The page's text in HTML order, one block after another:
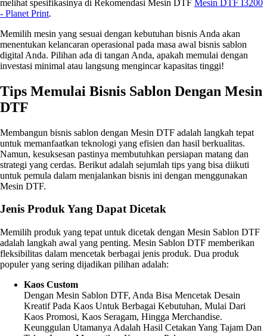
melihat spesifikasinya di Rekomendasi Mesin DTF Mesin DTF I3200
- Planet Print.
Memilih mesin yang sesuai dengan kebutuhan bisnis Anda akan
menentukan kelancaran operasional pada masa awal bisnis sablon
digital Anda. Pilihan ada di tangan Anda, apakah memulai dengan
investasi minimal atau langsung mengincar kapasitas tinggi!
Tips Memulai Bisnis Sablon Dengan Mesin
DTF
Membangun bisnis sablon dengan Mesin DTF adalah langkah tepat
untuk memanfaatkan teknologi yang efisien dan hasil berkualitas.
Namun, kesuksesan pastinya membutuhkan persiapan matang dan
strategi yang cerdas. Berikut adalah sejumlah tips yang bisa diikuti
untuk pemula dalam menjalankan bisnis ini dengan menggunakan
Mesin DTF.
Jenis Produk Yang Dapat Dicetak
Memilih produk yang tepat untuk dicetak dengan Mesin Sablon DTF
adalah langkah awal yang penting. Mesin Sablon DTF memberikan
fleksibilitas dalam mencetak berbagai jenis produk. Dua produk
populer yang sering dijadikan pilihan adalah:
Kaos Custom
Dengan Mesin Sablon DTF, Anda Bisa Mencetak Desain
Kreatif Pada Kaos Untuk Berbagai Kebutuhan, Mulai Dari
Kaos Promosi, Kaos Seragam, Hingga Merchandise.
Keunggulan Utamanya Adalah Hasil Cetakan Yang Tajam Dan